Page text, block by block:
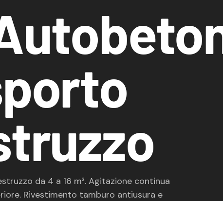
da 4 a 16 m³. Agitazione continua
Rivestimento tamburo antiusura e